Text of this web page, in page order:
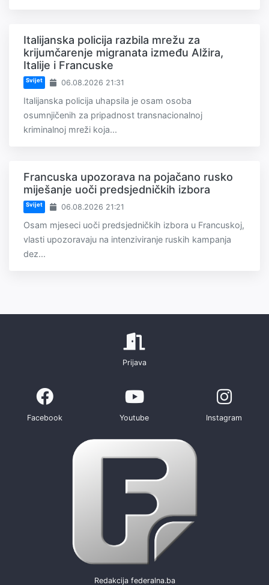
Italijanska policija razbila mrežu za
krijumčarenje migranata između Alžira,
Italije i Francuske
Svijet 06.08.2026 21:31
Italijanska policija uhapsila je osam osoba
osumnjičenih za pripadnost transnacionalnoj
kriminalnoj mreži koja...
Francuska upozorava na pojačano rusko
miješanje uoči predsjedničkih izbora
Svijet 06.08.2026 21:21
Osam mjeseci uoči predsjedničkih izbora u Francuskoj,
vlasti upozoravaju na intenziviranje ruskih kampanja
dez...
Prijava
Facebook Youtube Instagram
Redakcija federalna.ba